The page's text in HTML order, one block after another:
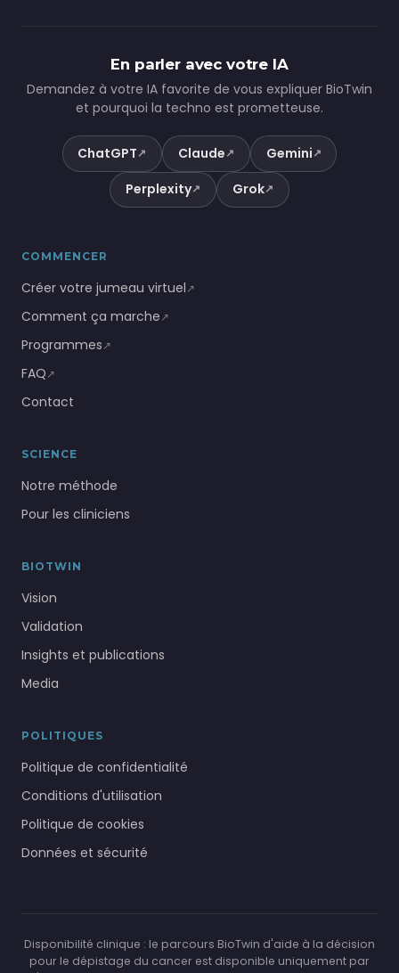
En parler avec votre IA
Demandez à votre IA favorite de vous expliquer BioTwin
et pourquoi la techno est prometteuse.
ChatGPT↗ Claude↗ Gemini↗
Perplexity↗ Grok↗
COMMENCER
Créer votre jumeau virtuel↗
Comment ça marche↗
Programmes↗
FAQ↗
Contact
SCIENCE
Notre méthode
Pour les cliniciens
BIOTWIN
Vision
Validation
Insights et publications
Media
POLITIQUES
Politique de confidentialité
Conditions d'utilisation
Politique de cookies
Données et sécurité
Disponibilité clinique : le parcours BioTwin d'aide à la décision
pour le dépistage du cancer est disponible uniquement par